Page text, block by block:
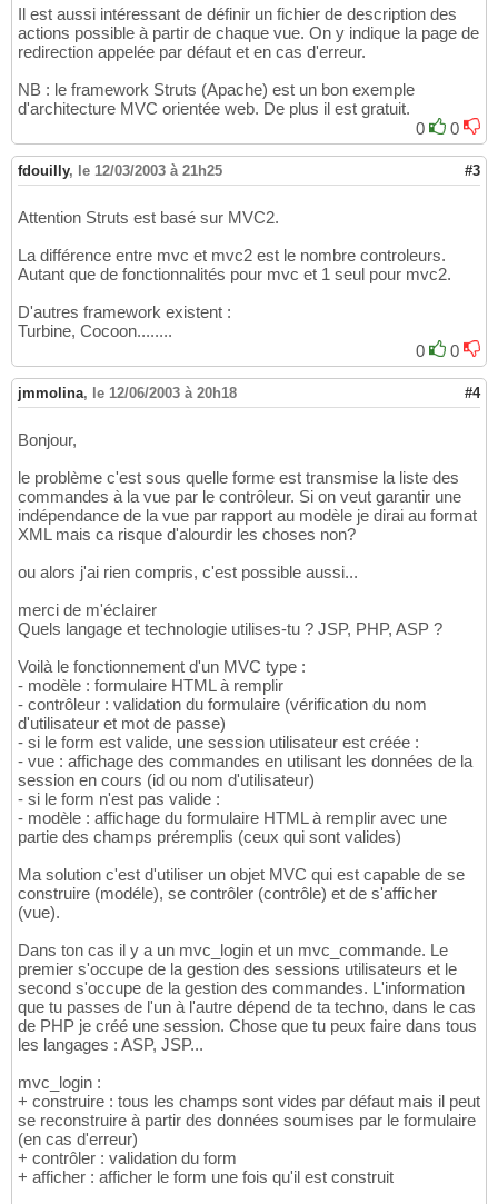
Il est aussi intéressant de définir un fichier de description des
actions possible à partir de chaque vue. On y indique la page de
redirection appelée par défaut et en cas d'erreur.
NB : le framework Struts (Apache) est un bon exemple
d'architecture MVC orientée web. De plus il est gratuit.
0
0
fdouilly, le 12/03/2003 à 21h25 #3
Attention Struts est basé sur MVC2.
La différence entre mvc et mvc2 est le nombre controleurs.
Autant que de fonctionnalités pour mvc et 1 seul pour mvc2.
D'autres framework existent :
Turbine, Cocoon........
0
0
jmmolina, le 12/06/2003 à 20h18 #4
Bonjour,
le problème c'est sous quelle forme est transmise la liste des
commandes à la vue par le contrôleur. Si on veut garantir une
indépendance de la vue par rapport au modèle je dirai au format
XML mais ca risque d'alourdir les choses non?
ou alors j'ai rien compris, c'est possible aussi...
merci de m'éclairer
Quels langage et technologie utilises-tu ? JSP, PHP, ASP ?
Voilà le fonctionnement d'un MVC type :
- modèle : formulaire HTML à remplir
- contrôleur : validation du formulaire (vérification du nom
d'utilisateur et mot de passe)
- si le form est valide, une session utilisateur est créée :
- vue : affichage des commandes en utilisant les données de la
session en cours (id ou nom d'utilisateur)
- si le form n'est pas valide :
- modèle : affichage du formulaire HTML à remplir avec une
partie des champs préremplis (ceux qui sont valides)
Ma solution c'est d'utiliser un objet MVC qui est capable de se
construire (modéle), se contrôler (contrôle) et de s'afficher
(vue).
Dans ton cas il y a un mvc_login et un mvc_commande. Le
premier s'occupe de la gestion des sessions utilisateurs et le
second s'occupe de la gestion des commandes. L'information
que tu passes de l'un à l'autre dépend de ta techno, dans le cas
de PHP je créé une session. Chose que tu peux faire dans tous
les langages : ASP, JSP...
mvc_login :
+ construire : tous les champs sont vides par défaut mais il peut
se reconstruire à partir des données soumises par le formulaire
(en cas d'erreur)
+ contrôler : validation du form
+ afficher : afficher le form une fois qu'il est construit